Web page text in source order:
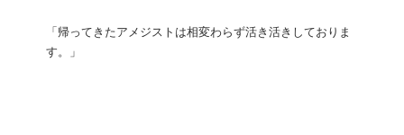
「帰ってきたアメジストは相変わらず活き活きしておりま
す。」